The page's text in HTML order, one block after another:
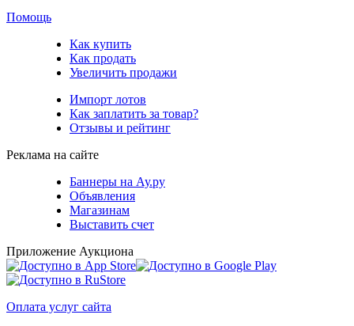
Помощь
Как купить
Как продать
Увеличить продажи
Импорт лотов
Как заплатить за товар?
Отзывы и рейтинг
Реклама на сайте
Баннеры на Ау.ру
Объявления
Магазинам
Выставить счет
Приложение Аукциона
Оплата услуг сайта